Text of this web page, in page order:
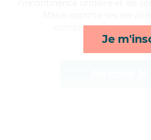
Je
compagnie/loisirs,